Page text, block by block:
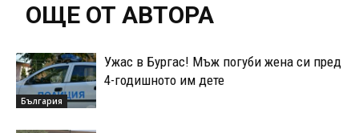
ОЩЕ ОТ АВТОРА
България
Ужас в Бургас! Мъж погуби жена си пред
4-годишното им дете